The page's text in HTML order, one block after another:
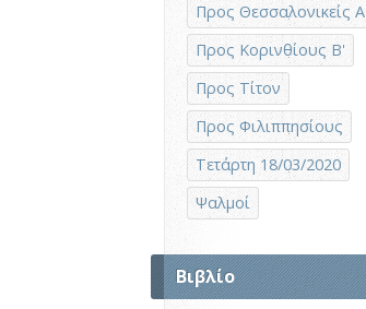
Προς Θεσσαλονικείς Α΄
Προς Κορινθίους Β'
Προς Τίτον
Προς Φιλιππησίους
Τετάρτη 18/03/2020
Ψαλμοί
Βιβλίο